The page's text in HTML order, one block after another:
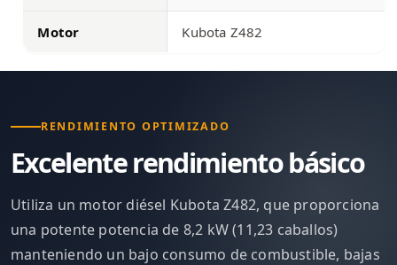
Motor Kubota Z482
RENDIMIENTO OPTIMIZADO
Excelente rendimiento básico
Utiliza un motor diésel Kubota Z482, que proporciona
una potente potencia de 8,2 kW (11,23 caballos)
manteniendo un bajo consumo de combustible, bajas